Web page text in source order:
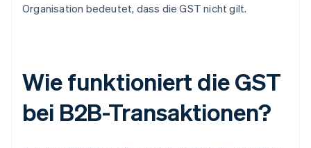
Organisation bedeutet, dass die GST nicht gilt.
Wie funktioniert die GST
bei B2B-Transaktionen?